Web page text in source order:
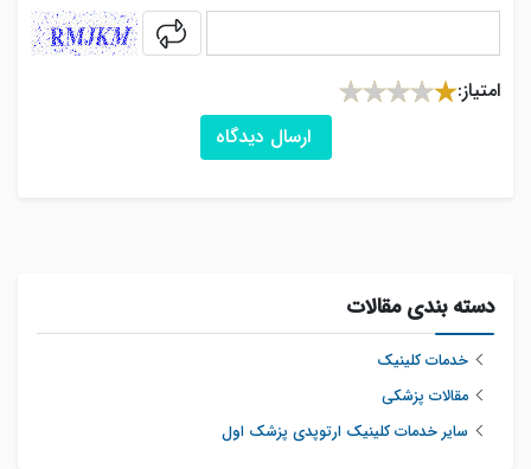
امتیاز:
ارسال دیدگاه
دسته بندی مقالات
خدمات کلینیک
مقالات پزشکی
سایر خدمات کلینیک ارتوپدی پزشک اول